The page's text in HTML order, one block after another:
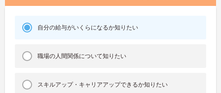
自分の給与がいくらになるか知りたい
職場の人間関係について知りたい
スキルアップ・キャリアアップできるか知りたい